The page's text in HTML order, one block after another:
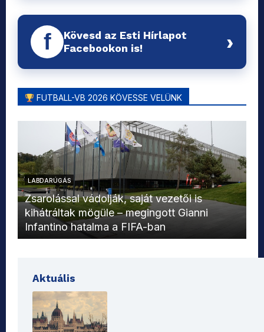
f
Kövesd az Esti Hírlapot
Facebookon is!
›
FUTBALL-VB 2026 KÖVESSE VELÜNK
LABDARÚGÁS
Zsarolással vádolják, saját vezetői is
kihátráltak mögüle – megingott Gianni
Infantino hatalma a FIFA-ban
Aktuális